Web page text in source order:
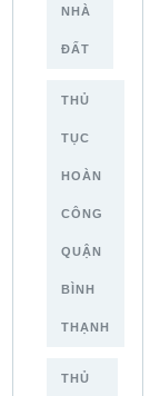
NHÀ
ĐẤT
THỦ
TỤC
HOÀN
CÔNG
QUẬN
BÌNH
THẠNH
THỦ